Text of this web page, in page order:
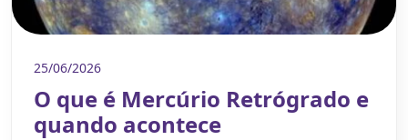
25/06/2026
O que é Mercúrio Retrógrado e
quando acontece